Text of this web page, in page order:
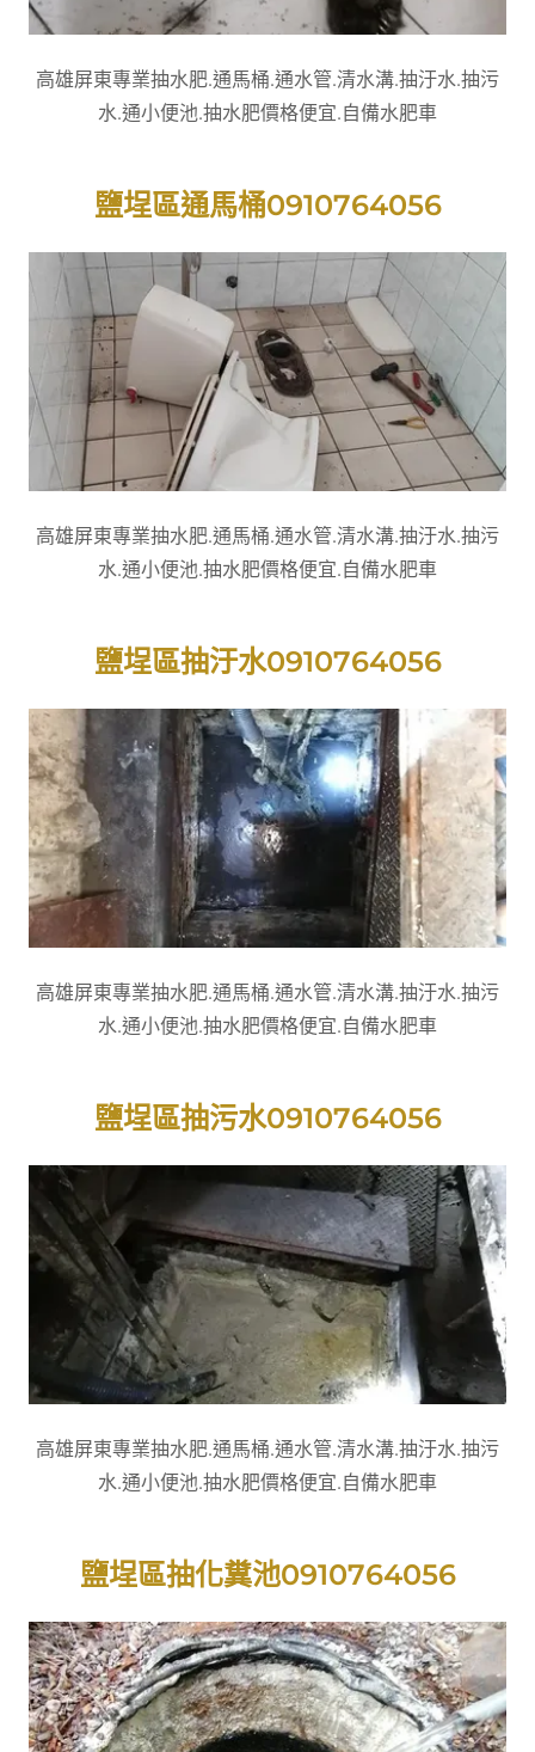
高雄屏東專業抽水肥.通馬桶.通水管.清水溝.抽汙水.抽污
水.通小便池.抽水肥價格便宜.自備水肥車
鹽埕區通馬桶0910764056
高雄屏東專業抽水肥.通馬桶.通水管.清水溝.抽汙水.抽污
水.通小便池.抽水肥價格便宜.自備水肥車
鹽埕區抽汙水0910764056
高雄屏東專業抽水肥.通馬桶.通水管.清水溝.抽汙水.抽污
水.通小便池.抽水肥價格便宜.自備水肥車
鹽埕區抽污水0910764056
高雄屏東專業抽水肥.通馬桶.通水管.清水溝.抽汙水.抽污
水.通小便池.抽水肥價格便宜.自備水肥車
鹽埕區抽化糞池0910764056